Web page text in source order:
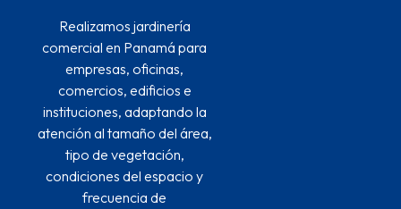
Realizamos jardinería
comercial en Panamá para
empresas, oficinas,
comercios, edificios e
instituciones, adaptando la
atención al tamaño del área,
tipo de vegetación,
condiciones del espacio y
frecuencia de